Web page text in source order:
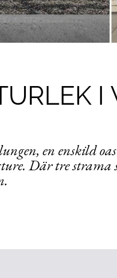
I
en enskild
Där tre strama